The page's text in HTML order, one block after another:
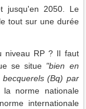
jusqu'en 2050. Le
tout sur une durée
niveau RP ? Il faut
se situe "bien en
(Bq) par
norme nationale
internationale